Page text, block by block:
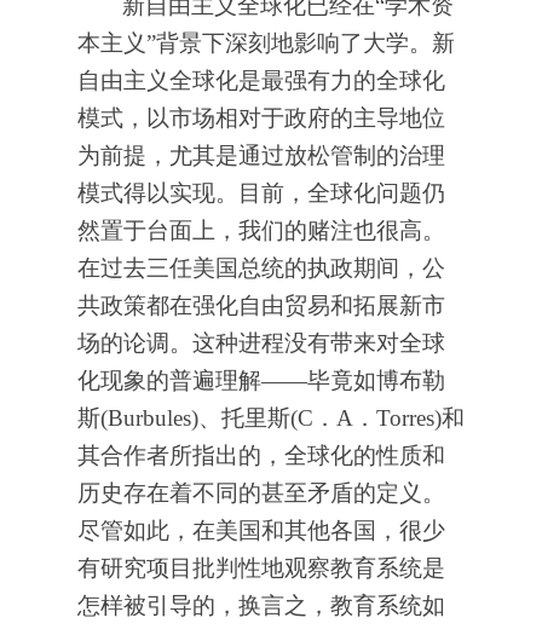
新自由主义全球化已经在“学术资
本主义”背景下深刻地影响了大学。新
自由主义全球化是最强有力的全球化
模式，以市场相对于政府的主导地位
为前提，尤其是通过放松管制的治理
模式得以实现。目前，全球化问题仍
然置于台面上，我们的赌注也很高。
在过去三任美国总统的执政期间，公
共政策都在强化自由贸易和拓展新市
场的论调。这种进程没有带来对全球
化现象的普遍理解——毕竟如博布勒
斯(Burbules)、托里斯(C．A．Torres)和
其合作者所指出的，全球化的性质和
历史存在着不同的甚至矛盾的定义。
尽管如此，在美国和其他各国，很少
有研究项目批判性地观察教育系统是
怎样被引导的，换言之，教育系统如